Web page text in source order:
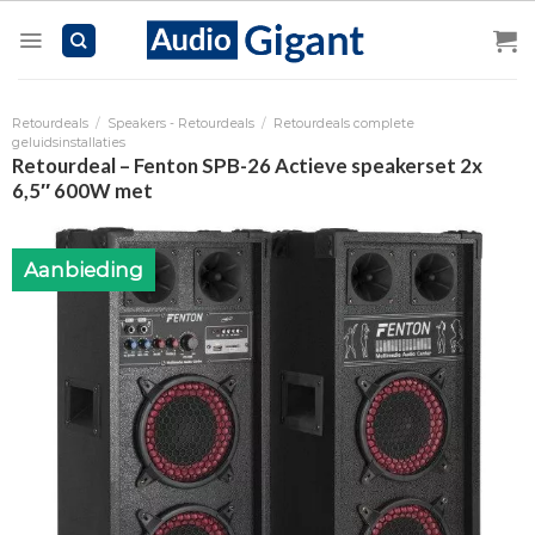
Retourdeals / Speakers - Retourdeals / Retourdeals complete
geluidsinstallaties
Retourdeal – Fenton SPB-26 Actieve speakerset 2x
6,5″ 600W met
Aanbieding